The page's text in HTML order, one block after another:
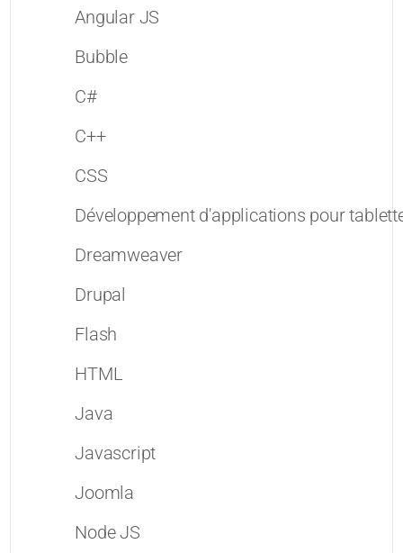
Angular JS
Bubble
C#
C++
CSS
Développement d'applications pour
Dreamweaver
Drupal
Flash
HTML
Java
Javascript
Joomla
Node JS